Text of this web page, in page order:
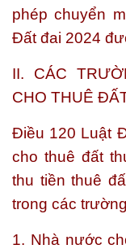
phép chuyển
Đất đai 2024
II. CÁC
CHO THUÊ
Điều 120 Luật
cho thuê đất
thu tiền thuê
trong các
1. Nhà nước